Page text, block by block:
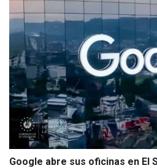
Google abre sus oficinas en El